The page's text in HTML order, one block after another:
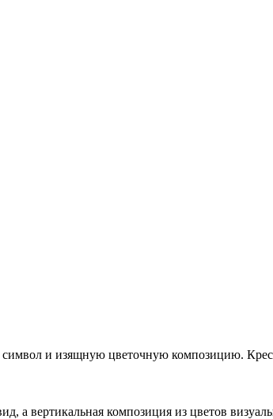
символ и изящную цветочную композицию.
вертикальная композиция из цветов